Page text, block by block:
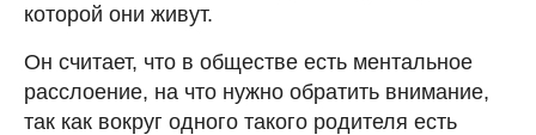
которой они живут.
Он считает, что в обществе есть ментальное
расслоение, на что нужно обратить внимание,
так как вокруг одного такого родителя есть